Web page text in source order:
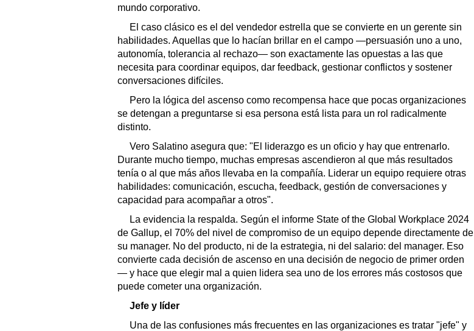
mundo corporativo.
El caso clásico es el del vendedor estrella que se convierte en un gerente sin
habilidades. Aquellas que lo hacían brillar en el campo —persuasión uno a uno,
autonomía, tolerancia al rechazo— son exactamente las opuestas a las que
necesita para coordinar equipos, dar feedback, gestionar conflictos y sostener
conversaciones difíciles.
Pero la lógica del ascenso como recompensa hace que pocas organizaciones
se detengan a preguntarse si esa persona está lista para un rol radicalmente
distinto.
Vero Salatino asegura que: "El liderazgo es un oficio y hay que entrenarlo.
Durante mucho tiempo, muchas empresas ascendieron al que más resultados
tenía o al que más años llevaba en la compañía. Liderar un equipo requiere otras
habilidades: comunicación, escucha, feedback, gestión de conversaciones y
capacidad para acompañar a otros".
La evidencia la respalda. Según el informe State of the Global Workplace 2024
de Gallup, el 70% del nivel de compromiso de un equipo depende directamente de
su manager. No del producto, ni de la estrategia, ni del salario: del manager. Eso
convierte cada decisión de ascenso en una decisión de negocio de primer orden
— y hace que elegir mal a quien lidera sea uno de los errores más costosos que
puede cometer una organización.
Jefe y líder
Una de las confusiones más frecuentes en las organizaciones es tratar "jefe" y